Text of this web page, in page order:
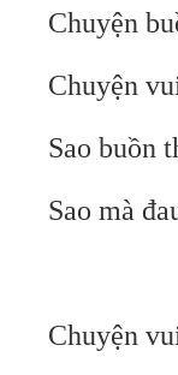
Chuyện
Chuyện
Sao buồn
Sao mà
Chuyện